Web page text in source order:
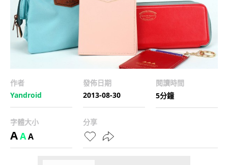
作者
Yandroid
發佈日期
2013-08-30
閱讀時間
5分鐘
字體大小
AAA
分享